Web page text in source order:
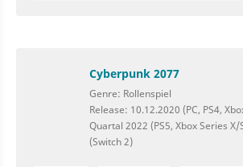
Cyberpunk 2077
Genre: Rollenspiel
Release: 10.12.2020 (PC, PS4,
Quartal 2022 (PS5, Xbox Series X/
(Switch 2)